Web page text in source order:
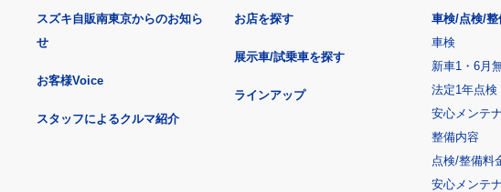
スズキ自販南東京からのお知ら
せ
お客様Voice
スタッフによるクルマ紹介
お店を探す
展示車/試乗車を探す
ラインアップ
車検/点検/整
車検
新車1・6月
法定1年点検
安心メンテ
整備内容
点検/整備料
安心メンテ